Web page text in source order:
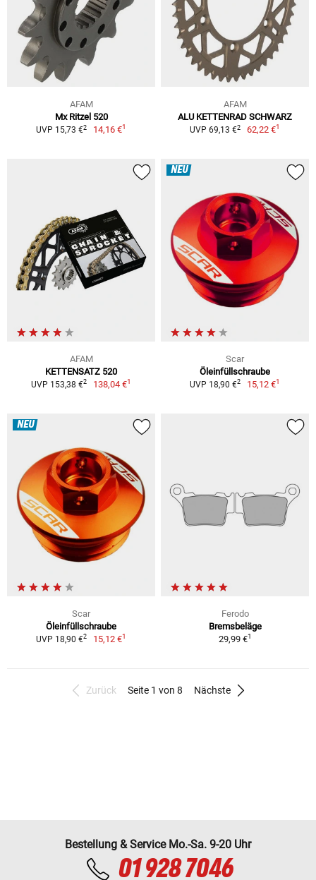
AFAM
Mx Ritzel 520
UVP 15,73 €2 14,16 €1
AFAM
ALU KETTENRAD SCHWARZ
UVP 69,13 €2 62,22 €1
AFAM
KETTENSATZ 520
UVP 153,38 €2 138,04 €1
NEU
Scar
Öleinfüllschraube
UVP 18,90 €2 15,12 €1
NEU
Scar
Öleinfüllschraube
UVP 18,90 €2 15,12 €1
Ferodo
Bremsbeläge
29,99 €1
Zurück Seite 1 von 8 Nächste
Bestellung & Service Mo.-Sa. 9-20 Uhr
01 928 7046